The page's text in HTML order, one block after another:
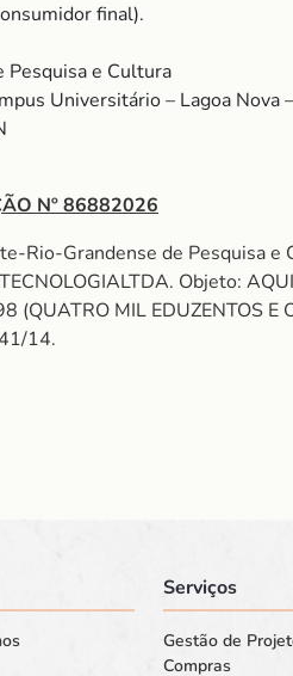
final).
Pesquisa e Cultura
Universitário – Lagoa Nova –
Nº 86882026
Rio-Grandense de Pesquisa e
Objeto:
MIL EDUZENTOS E
14.
Serviços
Gestão de
Compras